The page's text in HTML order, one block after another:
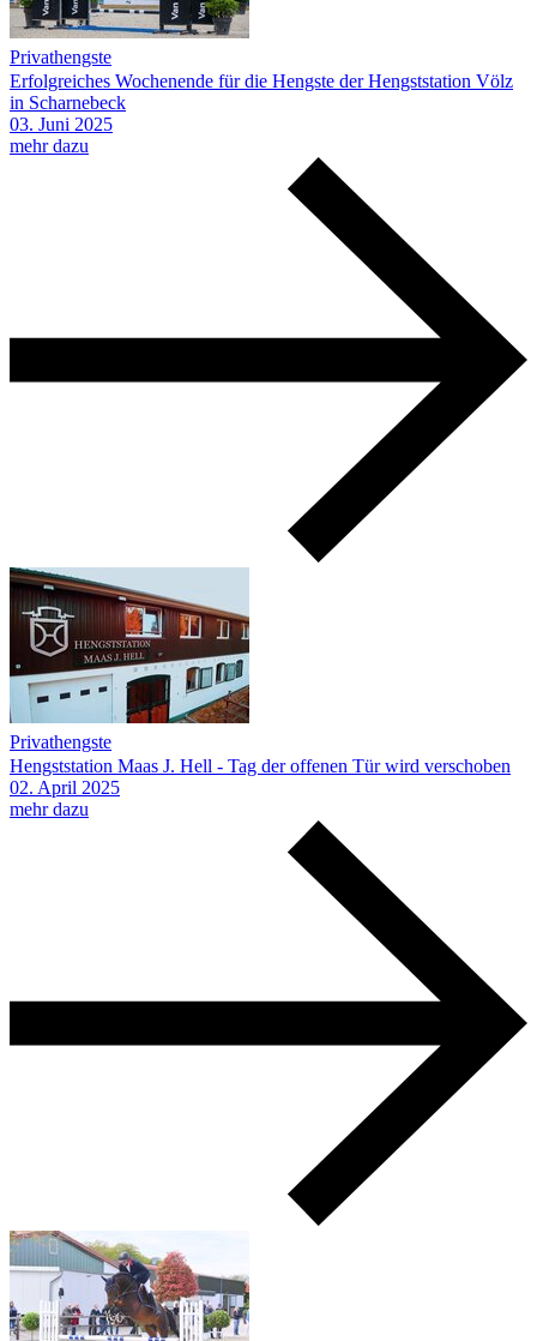
Privathengste
Erfolgreiches Wochenende für die Hengste der Hengststation Völz
in Scharnebeck
03. Juni 2025
mehr dazu
Privathengste
Hengststation Maas J. Hell - Tag der offenen Tür wird verschoben
02. April 2025
mehr dazu